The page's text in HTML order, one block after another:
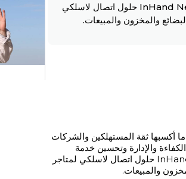
3000 مللي أمبير، يوفر جهاز CR202-Lite الاتصال اللازم للمتاجر الثابتة. تقدم InHand Networks حلول اتصال لاسلكي
والمخزون والمبيعات.
أكسبها ثقة المستهلكين والشركات
والإدارة وتحسين خدمة
العملاء. لذا، تحتاج متاجر التجزئة المتنقلة إلى اتصال شبكي مرن وموثوق. تقدم InHand Networks حلول اتصال لاسلكي لمتاجر
والمبيعات.